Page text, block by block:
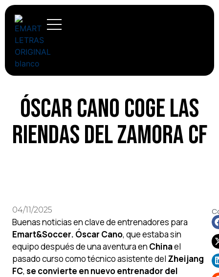
Óscar Cano coge las
riendas del Zamora CF
04/11/2025
Buenas noticias en clave de entrenadores para
Emart&Soccer. Óscar Cano, que estaba sin
equipo después de una aventura en Chinael
pasado curso como técnico asistente del Zheijang
FC, se convierte en nuevo entrenador del